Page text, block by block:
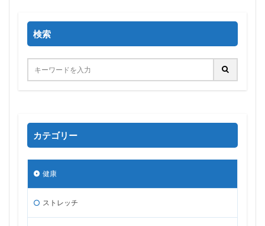
検索
カテゴリー
健康
ストレッチ